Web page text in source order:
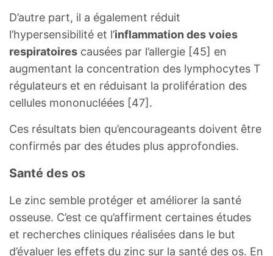
D’autre part, il a également réduit
l’hypersensibilité et l’inflammation des voies
respiratoires causées par l’allergie [45] en
augmentant la concentration des lymphocytes T
régulateurs et en réduisant la prolifération des
cellules mononucléées [47].
Ces résultats bien qu’encourageants doivent être
confirmés par des études plus approfondies.
Santé des os
Le zinc semble protéger et améliorer la santé
osseuse. C’est ce qu’affirment certaines études
et recherches cliniques réalisées dans le but
d’évaluer les effets du zinc sur la santé des os. En